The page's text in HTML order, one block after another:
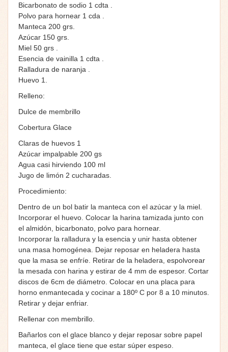
Bicarbonato de sodio 1 cdta .
Polvo para hornear 1 cda .
Manteca 200 grs.
Azúcar 150 grs.
Miel 50 grs .
Esencia de vainilla 1 cdta .
Ralladura de naranja .
Huevo 1.
Relleno:
Dulce de membrillo
Cobertura Glace
Claras de huevos 1
Azúcar impalpable 200 gs
Agua casi hirviendo 100 ml
Jugo de limón 2 cucharadas.
Procedimiento:
Dentro de un bol batir la manteca con el azúcar y la miel.
Incorporar el huevo. Colocar la harina tamizada junto con
el almidón, bicarbonato, polvo para hornear.
Incorporar la ralladura y la esencia y unir hasta obtener
una masa homogénea. Dejar reposar en heladera hasta
que la masa se enfríe. Retirar de la heladera, espolvorear
la mesada con harina y estirar de 4 mm de espesor. Cortar
discos de 6cm de diámetro. Colocar en una placa para
horno enmantecada y cocinar a 180º C por 8 a 10 minutos.
Retirar y dejar enfriar.
Rellenar con membrillo.
Bañarlos con el glace blanco y dejar reposar sobre papel
manteca, el glace tiene que estar súper espeso.